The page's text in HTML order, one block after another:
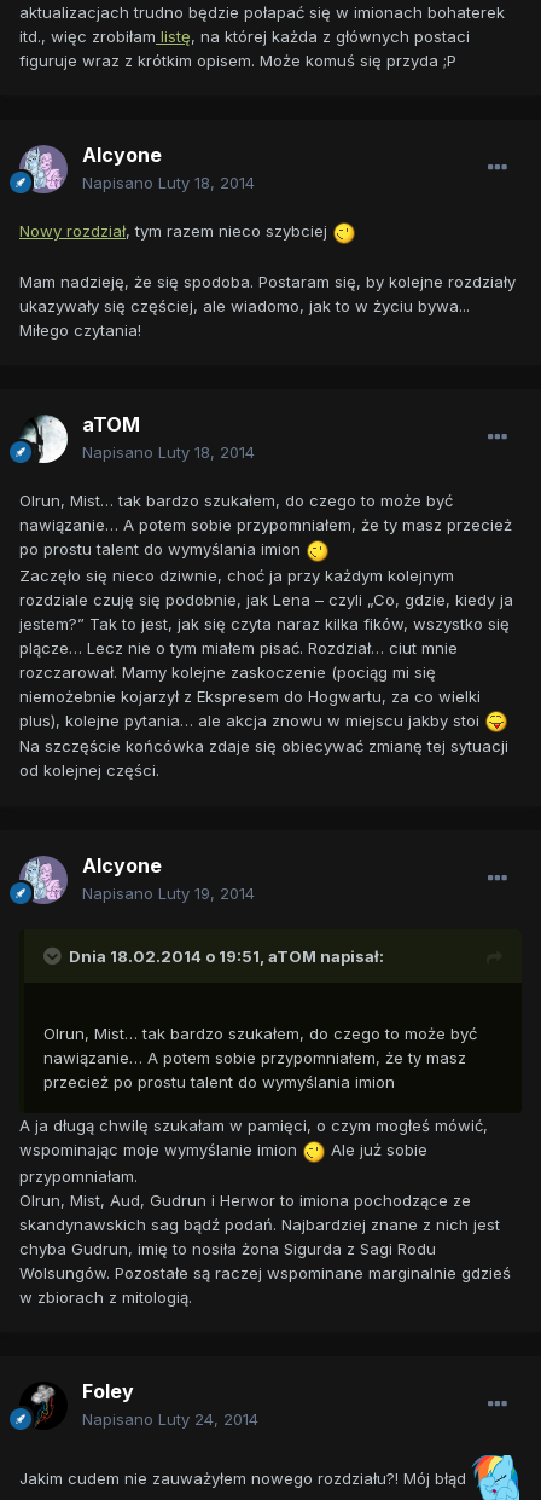
aktualizacjach trudno będzie połapać się w imionach bohaterek
itd., więc zrobiłam listę, na której każda z głównych postaci
figuruje wraz z krótkim opisem. Może komuś się przyda ;P
Alcyone
Napisano Luty 18, 2014
Nowy rozdział, tym razem nieco szybciej
Mam nadzieję, że się spodoba. Postaram się, by kolejne rozdziały
ukazywały się częściej, ale wiadomo, jak to w życiu bywa...
Miłego czytania!
aTOM
Napisano Luty 18, 2014
Olrun, Mist… tak bardzo szukałem, do czego to może być
nawiązanie… A potem sobie przypomniałem, że ty masz przecież
po prostu talent do wymyślania imion
Zaczęło się nieco dziwnie, choć ja przy każdym kolejnym
rozdziale czuję się podobnie, jak Lena – czyli „Co, gdzie, kiedy ja
jestem?” Tak to jest, jak się czyta naraz kilka fików, wszystko się
plącze… Lecz nie o tym miałem pisać. Rozdział… ciut mnie
rozczarował. Mamy kolejne zaskoczenie (pociąg mi się
niemożebnie kojarzył z Ekspresem do Hogwartu, za co wielki
plus), kolejne pytania… ale akcja znowu w miejscu jakby stoi
Na szczęście końcówka zdaje się obiecywać zmianę tej sytuacji
od kolejnej części.
Alcyone
Napisano Luty 19, 2014
Dnia 18.02.2014 o 19:51, aTOM napisał:
Olrun, Mist… tak bardzo szukałem, do czego to może być
nawiązanie… A potem sobie przypomniałem, że ty masz
przecież po prostu talent do wymyślania imion
A ja długą chwilę szukałam w pamięci, o czym mogłeś mówić,
wspominając moje wymyślanie imion
Ale już sobie
przypomniałam.
Olrun, Mist, Aud, Gudrun i Herwor to imiona pochodzące ze
skandynawskich sag bądź podań. Najbardziej znane z nich jest
chyba Gudrun, imię to nosiła żona Sigurda z Sagi Rodu
Wolsungów. Pozostałe są raczej wspominane marginalnie gdzieś
w zbiorach z mitologią.
Foley
Napisano Luty 24, 2014
Jakim cudem nie zauważyłem nowego rozdziału?! Mój błąd